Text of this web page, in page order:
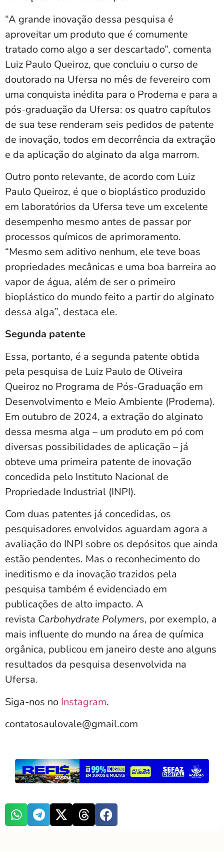
“A grande inovação dessa pesquisa é
aproveitar um produto que é comumente
tratado como algo a ser descartado”, comenta
Luiz Paulo Queiroz, que concluiu o curso de
doutorado na Ufersa no mês de fevereiro com
uma conquista inédita para o Prodema e para a
pós-graduação da Ufersa: os quatro capítulos
de sua tese renderam seis pedidos de patente
de inovação, todos em decorrência da extração
e da aplicação do alginato da alga marrom.
Outro ponto relevante, de acordo com Luiz
Paulo Queiroz, é que o bioplástico produzido
em laboratórios da Ufersa teve um excelente
desempenho mesmo antes de passar por
processos químicos de aprimoramento.
“Mesmo sem aditivo nenhum, ele teve boas
propriedades mecânicas e uma boa barreira ao
vapor de água, além de ser o primeiro
bioplástico do mundo feito a partir do alginato
dessa alga”, destaca ele.
Segunda patente
Essa, portanto, é a segunda patente obtida
pela pesquisa de Luiz Paulo de Oliveira
Queiroz no Programa de Pós-Graduação em
Desenvolvimento e Meio Ambiente (Prodema).
Em outubro de 2024, a extração do alginato
dessa mesma alga – um produto em pó com
diversas possibilidades de aplicação – já
obteve uma primeira patente de inovação
concedida pelo Instituto Nacional de
Propriedade Industrial (INPI).
Com duas patentes já concedidas, os
pesquisadores envolvidos aguardam agora a
avaliação do INPI sobre os depósitos que ainda
estão pendentes. Mas o reconhecimento do
ineditismo e da inovação trazidos pela
pesquisa também é evidenciado em
publicações de alto impacto. A
revista Carbohydrate Polymers, por exemplo, a
mais influente do mundo na área de química
orgânica, publicou em janeiro deste ano alguns
resultados da pesquisa desenvolvida na
Ufersa.
Siga-nos no Instagram.
contatosaulovale@gmail.com